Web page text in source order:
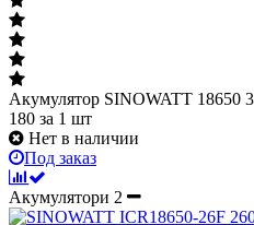
Акумулятор SINOWATT 18650
180 за 1 шт
Нет в наличии
Под заказ
Акумулятори 2